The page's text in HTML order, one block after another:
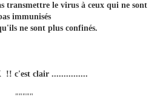
transmettre le virus à ceux qui ne sont
immunisés
ne sont plus confinés.
c'est clair ...............
"""""